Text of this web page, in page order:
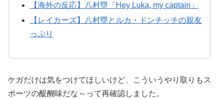
【海外の反応】八村塁「Hey Luka, my captain」
【レイカーズ】八村塁とルカ・ドンチッチの親友
っぷり
ケガだけは気をつけてほしいけど、こういうやり取りもス
ポーツの醍醐味だな～って再確認しました。